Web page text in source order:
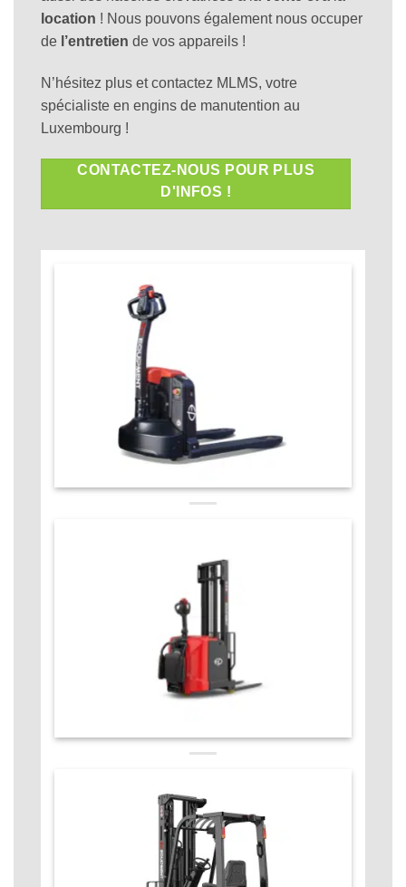
location ! Nous pouvons également nous occuper
de l’entretien de vos appareils !
N’hésitez plus et contactez MLMS, votre
spécialiste en engins de manutention au
Luxembourg !
CONTACTEZ-NOUS POUR PLUS
D'INFOS !